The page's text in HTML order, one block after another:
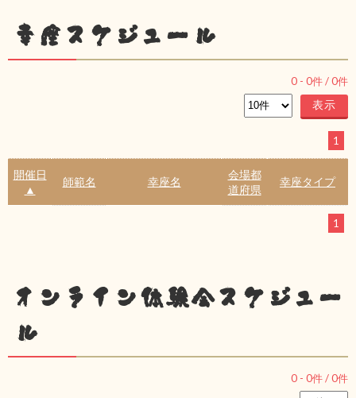
幸座スケジュール
0 - 0件 /0件
1
開催日
▲
師範名 幸座名
会場都
道府県
幸座タイプ
1
オンライン体験会スケジュー
ル
0 - 0件 /0件